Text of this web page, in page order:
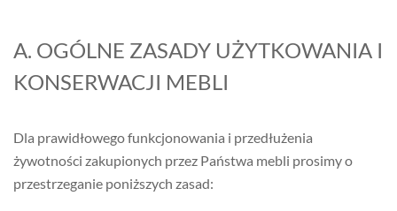
A. OGÓLNE ZASADY UŻYTKOWANIA I
KONSERWACJI MEBLI
Dla prawidłowego funkcjonowania i przedłużenia
żywotności zakupionych przez Państwa mebli prosimy o
przestrzeganie poniższych zasad: